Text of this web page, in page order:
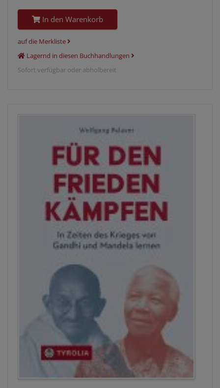
In den Warenkorb
auf die Merkliste
Lagernd in diesen Buchhandlungen
Sofort verfügbar oder abholbereit